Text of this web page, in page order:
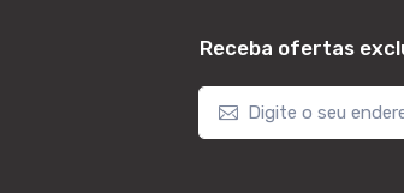
Receba ofertas